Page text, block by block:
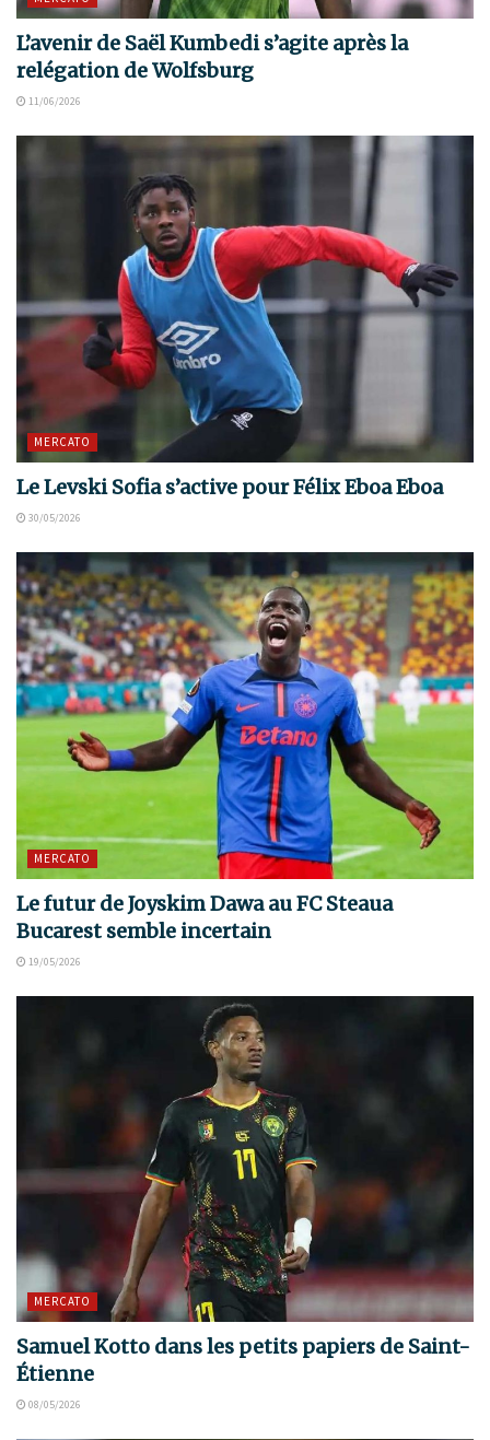
L’avenir de Saël Kumbedi s’agite après la
relégation de Wolfsburg
11/06/2026
MERCATO
Le Levski Sofia s’active pour Félix Eboa Eboa
30/05/2026
MERCATO
Le futur de Joyskim Dawa au FC Steaua
Bucarest semble incertain
19/05/2026
MERCATO
Samuel Kotto dans les petits papiers de Saint-
Étienne
08/05/2026